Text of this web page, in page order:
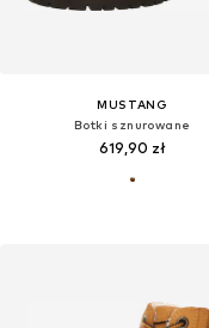
MUSTANG
Botki sznurowane
619,90 zł